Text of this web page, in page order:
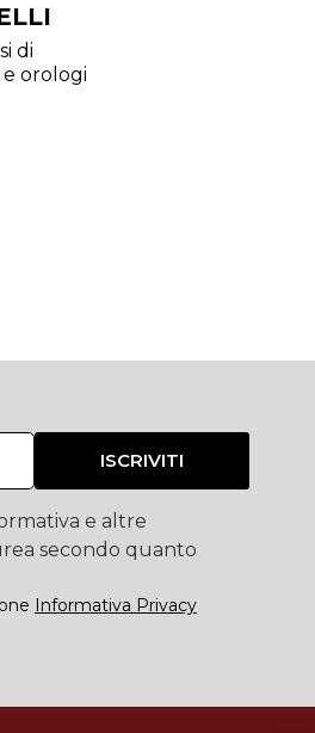
di
orologi
ISCRIVITI
e altre
secondo quanto
Informativa Privacy